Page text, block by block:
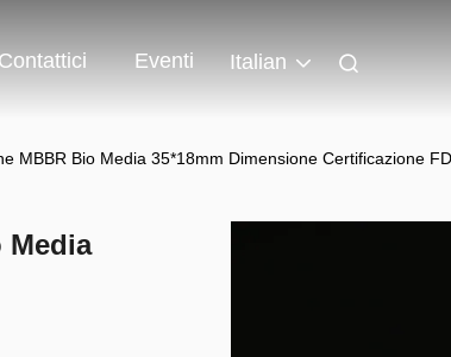
Contattici Eventi Italian
MBBR Bio Media 35*18mm Dimensione Certificazione
Media